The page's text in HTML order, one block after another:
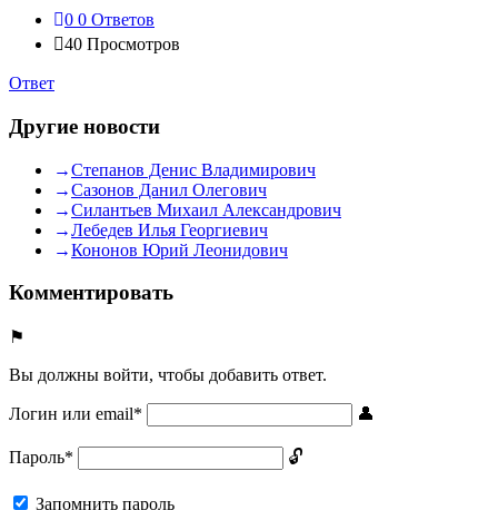
0 0 Ответов
40 Просмотров
Ответ
Другие новости
Степанов Денис Владимирович
Сазонов Данил Олегович
Силантьев Михаил Александрович
Лебедев Илья Георгиевич
Кононов Юрий Леонидович
Комментировать
Вы должны войти, чтобы добавить ответ.
Логин или email*
Пароль*
Запомнить пароль